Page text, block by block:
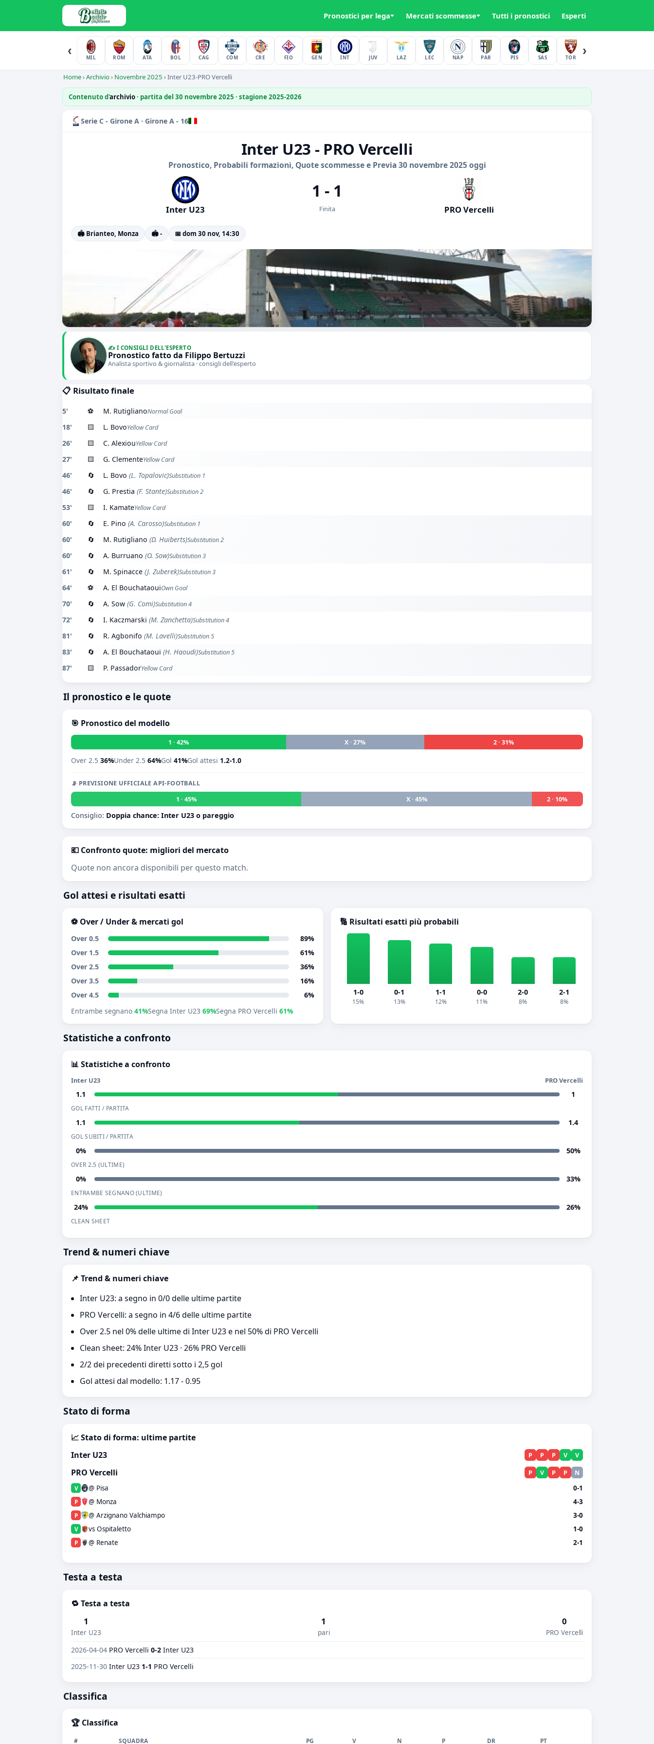
Pronostici per lega Mercati scommesse Tutti i pronostici Esperti
‹
MIL ROM ATA BOL CAG COM CRE FIO GEN INT JUV LAZ LEC NAP PAR PIS SAS TOR
›
Home›Archivio› Novembre 2025 ›Inter U23-PRO Vercelli
Contenuto d'archivio· partita del 30 novembre 2025 · stagione 2025-2026
Serie C - Girone A · Girone A - 16
Inter U23 - PRO Vercelli
Pronostico, Probabili formazioni, Quote scommesse e Previa 30 novembre 2025 oggi
Inter U23
1 - 1
Finita PRO Vercelli
🏟️ Brianteo, Monza 🏟️ - 📅 dom 30 nov, 14:30
✍️ I CONSIGLI DELL'ESPERTO
Pronostico fatto da Filippo Bertuzzi
Analista sportivo & giornalista · consigli dell'esperto
📋 Risultato finale
5' ⚽ M. RutiglianoNormal Goal
18' 🟨 L. BovoYellow Card
26' 🟨 C. AlexiouYellow Card
27' 🟨 G. ClementeYellow Card
46' 🔄 L. Bovo (L. Topalovic)Substitution 1
46' 🔄 G. Prestia (F. Stante)Substitution 2
53' 🟨 I. KamateYellow Card
60' 🔄 E. Pino (A. Carosso)Substitution 1
60' 🔄 M. Rutigliano (D. Huiberts)Substitution 2
60' 🔄 A. Burruano (O. Sow)Substitution 3
61' 🔄 M. Spinacce (J. Zuberek)Substitution 3
64' ⚽ A. El BouchataouiOwn Goal
70' 🔄 A. Sow (G. Comi)Substitution 4
72' 🔄 I. Kaczmarski (M. Zanchetta)Substitution 4
81' 🔄 R. Agbonifo (M. Lavelli)Substitution 5
83' 🔄 A. El Bouchataoui (H. Haoudi)Substitution 5
87' 🟨 P. PassadorYellow Card
Il pronostico e le quote
🎯 Pronostico del modello
1 · 42% X · 27% 2 · 31%
Over 2.5 36%Under 2.5 64%Gol 41%Gol attesi 1.2-1.0
📡 PREVISIONE UFFICIALE API-FOOTBALL
1 · 45%
X · 45% 2 · 10%
Consiglio: Doppia chance: Inter U23 o pareggio
💶 Confronto quote: migliori del mercato
Quote non ancora disponibili per questo match.
Gol attesi e risultati esatti
⚽ Over / Under & mercati gol
Over 0.5
89%
Over 1.5
61%
Over 2.5
36%
Over 3.5
16%
Over 4.5
6%
Entrambe segnano 41%Segna Inter U23 69%Segna PRO Vercelli 61%
🔢 Risultati esatti più probabili
1-0
15%
0-1
13%
1-1
12%
0-0
11%
2-0
8%
2-1
8%
Statistiche a confronto
📊 Statistiche a confronto
Inter U23 PRO Vercelli
1.1 1
GOL FATTI / PARTITA
1.1 1.4
GOL SUBITI / PARTITA
0% 50%
OVER 2.5 (ULTIME)
0% 33%
ENTRAMBE SEGNANO (ULTIME)
24% 26%
CLEAN SHEET
Trend & numeri chiave
📌 Trend & numeri chiave
Inter U23: a segno in 0/0 delle ultime partite
PRO Vercelli: a segno in 4/6 delle ultime partite
Over 2.5 nel 0% delle ultime di Inter U23 e nel 50% di PRO Vercelli
Clean sheet: 24% Inter U23 · 26% PRO Vercelli
2/2 dei precedenti diretti sotto i 2,5 gol
Gol attesi dal modello: 1.17 - 0.95
Stato di forma
📈 Stato di forma: ultime partite
Inter U23
P P P V V
PRO Vercelli P V P P N
V @ Pisa 0-1
P @ Monza 4-3
P @ Arzignano Valchiampo 3-0
V vs Ospitaletto 1-0
P @ Renate 2-1
Testa a testa
🔁 Testa a testa
1
Inter U23
1
pari
0
PRO Vercelli
2026-04-04 PRO Vercelli 0-2 Inter U23
2025-11-30 Inter U23 1-1 PRO Vercelli
Classifica
🏆 Classifica
# SQUADRA PG V N P DR PT